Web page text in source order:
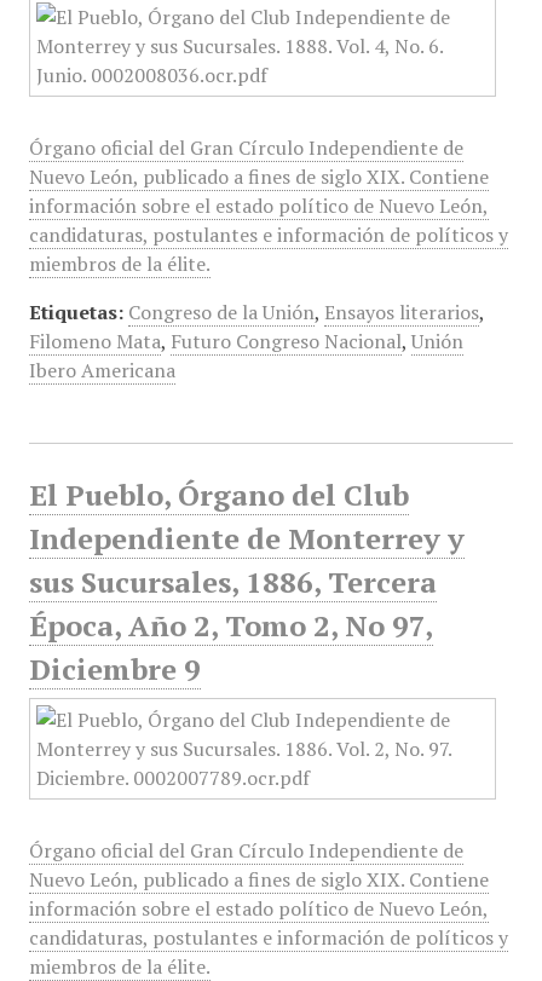
Órgano oficial del Gran Círculo Independiente de
Nuevo León, publicado a fines de siglo XIX. Contiene
información sobre el estado político de Nuevo León,
candidaturas, postulantes e información de políticos y
miembros de la élite.
Etiquetas: Congreso de la Unión, Ensayos literarios,
Filomeno Mata, Futuro Congreso Nacional, Unión
Ibero Americana
El Pueblo, Órgano del Club
Independiente de Monterrey y
sus Sucursales, 1886, Tercera
Época, Año 2, Tomo 2, No 97,
Diciembre 9
Órgano oficial del Gran Círculo Independiente de
Nuevo León, publicado a fines de siglo XIX. Contiene
información sobre el estado político de Nuevo León,
candidaturas, postulantes e información de políticos y
miembros de la élite.